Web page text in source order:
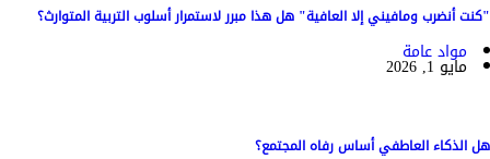
"كنت أنضرب ومافيني إلا العافية" هل هذا مبرر لاستمرار أسلوب التربية المتوارث؟
مواد عامة
مايو 1, 2026
هل الذكاء العاطفي أساس رفاه المجتمع؟